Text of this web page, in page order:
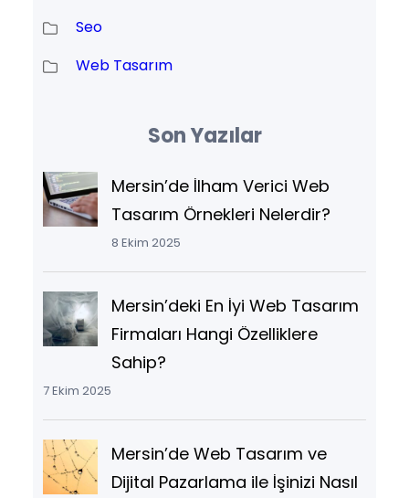
Seo
Web Tasarım
Son Yazılar
Mersin’de İlham Verici Web
Tasarım Örnekleri Nelerdir?
8 Ekim 2025
Mersin’deki En İyi Web Tasarım
Firmaları Hangi Özelliklere
Sahip?
7 Ekim 2025
Mersin’de Web Tasarım ve
Dijital Pazarlama ile İşinizi Nasıl